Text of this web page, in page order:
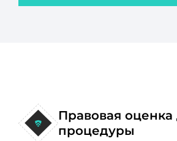
Правовая оценка
процедуры